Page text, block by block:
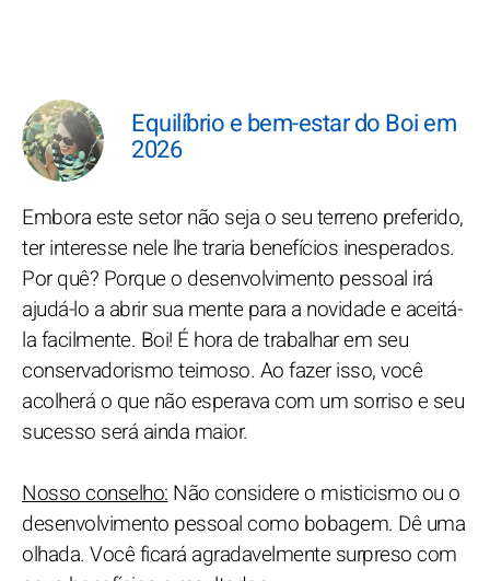
Equilíbrio e bem-estar do Boi em
2026
Embora este setor não seja o seu terreno preferido,
ter interesse nele lhe traria benefícios inesperados.
Por quê? Porque o desenvolvimento pessoal irá
ajudá-lo a abrir sua mente para a novidade e aceitá-
la facilmente. Boi! É hora de trabalhar em seu
conservadorismo teimoso. Ao fazer isso, você
acolherá o que não esperava com um sorriso e seu
sucesso será ainda maior.
Nosso conselho:Não considere o misticismo ou o
desenvolvimento pessoal como bobagem. Dê uma
olhada. Você ficará agradavelmente surpreso com